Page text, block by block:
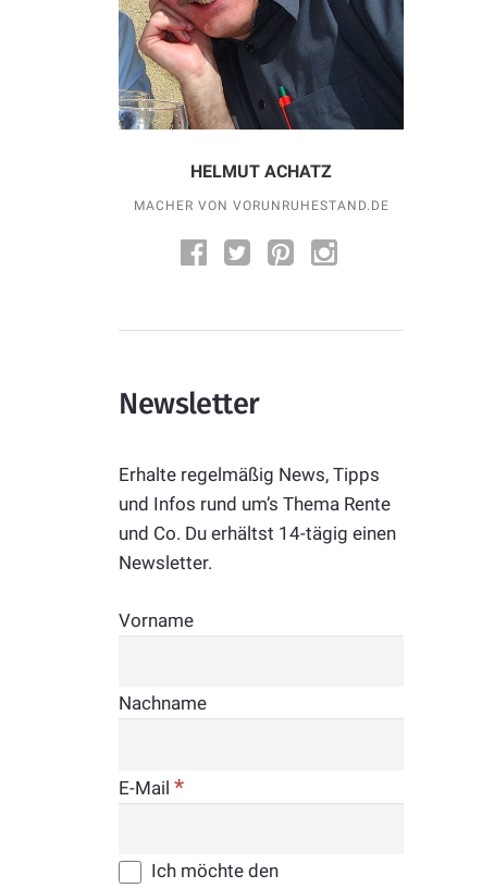
HELMUT ACHATZ
MACHER VON VORUNRUHESTAND.DE
Newsletter
Erhalte regelmäßig News, Tipps
und Infos rund um’s Thema Rente
und Co. Du erhältst 14-tägig einen
Newsletter.
Vorname
Nachname
E-Mail*
Ich möchte den